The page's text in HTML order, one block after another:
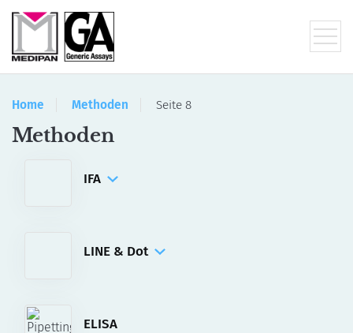
Home Methoden Seite 8
Methoden
IFA
Auswertung mit akiron® NEO
LINE & Dot
Auswertung mit DotDiver2.0
ELISA